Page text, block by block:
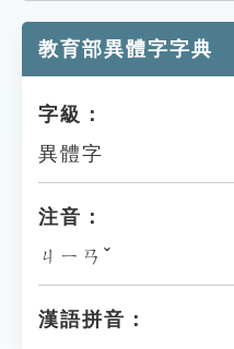
貓頭鷹博士
教育部異體字字典
字級：
異體字
注音：
ㄐㄧㄢˇ
漢語拼音：